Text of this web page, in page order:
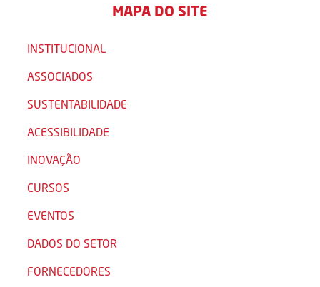
MAPA DO SITE
INSTITUCIONAL
ASSOCIADOS
SUSTENTABILIDADE
ACESSIBILIDADE
INOVAÇÃO
CURSOS
EVENTOS
DADOS DO SETOR
FORNECEDORES